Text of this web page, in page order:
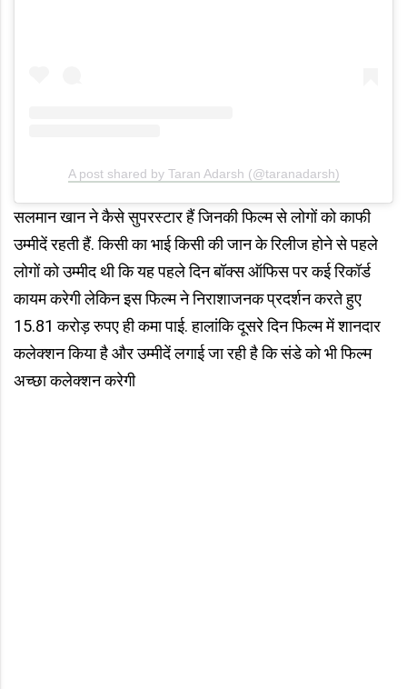
A post shared by Taran Adarsh (@taranadarsh)
सलमान खान ने कैसे सुपरस्टार हैं जिनकी फिल्म से लोगों को काफी
उम्मीदें रहती हैं. किसी का भाई किसी की जान के रिलीज होने से पहले
लोगों को उम्मीद थी कि यह पहले दिन बॉक्स ऑफिस पर कई रिकॉर्ड
कायम करेगी लेकिन इस फिल्म ने निराशाजनक प्रदर्शन करते हुए
15.81 करोड़ रुपए ही कमा पाई. हालांकि दूसरे दिन फिल्म में शानदार
कलेक्शन किया है और उम्मीदें लगाई जा रही है कि संडे को भी फिल्म
अच्छा कलेक्शन करेगी